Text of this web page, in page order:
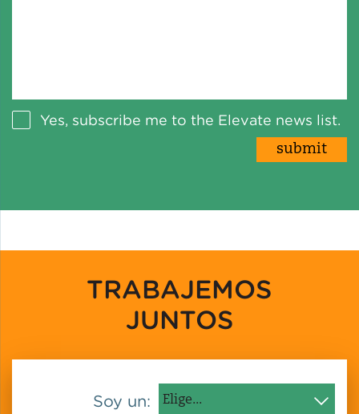
Yes, subscribe me to the Elevate news list.
TRABAJEMOS
JUNTOS
Soy un: